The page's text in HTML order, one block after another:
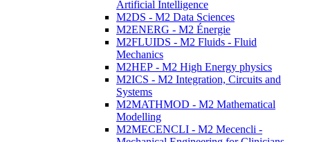
Artificial Intelligence
M2DS - M2 Data Sciences
M2ENERG - M2 Énergie
M2FLUIDS - M2 Fluids - Fluid
Mechanics
M2HEP - M2 High Energy physics
M2ICS - M2 Integration, Circuits and
Systems
M2MATHMOD - M2 Mathematical
Modelling
M2MECENCLI - M2 Mecencli -